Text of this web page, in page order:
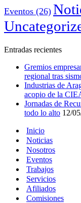
Eventos (26)
Entradas recientes
Gremios
regional tras
Industrias de
acopio de la
Jornadas de
todo lo alto 12/
Inicio
Noticias
Nosotros
Eventos
Trabajos
Servicios
Afiliados
Comisiones